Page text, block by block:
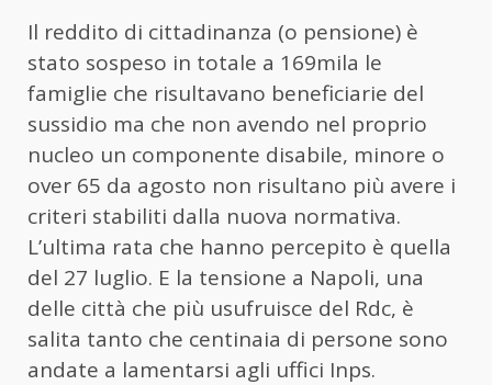
Il reddito di cittadinanza (o pensione) è
stato sospeso in totale a 169mila le
famiglie che risultavano beneficiarie del
sussidio ma che non avendo nel proprio
nucleo un componente disabile, minore o
over 65 da agosto non risultano più avere i
criteri stabiliti dalla nuova normativa.
L’ultima rata che hanno percepito è quella
del 27 luglio. E la tensione a Napoli, una
delle città che più usufruisce del Rdc, è
salita tanto che centinaia di persone sono
andate a lamentarsi agli uffici Inps.